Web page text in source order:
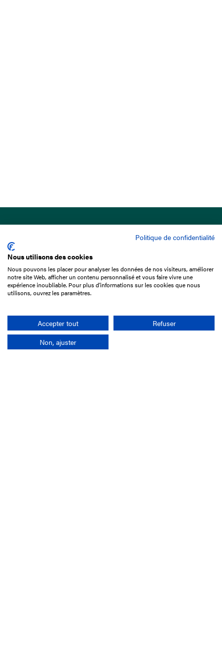
15 Boulevard de Douaumont
75017 Paris
01 49 10 20 29
Rechercher
Politique de confidentialité
Nous utilisons des cookies
Nous pouvons les placer pour analyser les données de nos visiteurs, améliorer
notre site Web, afficher un contenu personnalisé et vous faire vivre une
expérience inoubliable. Pour plus d'informations sur les cookies que nous
utilisons, ouvrez les paramètres.
Accepter tout
Refuser
Non, ajuster